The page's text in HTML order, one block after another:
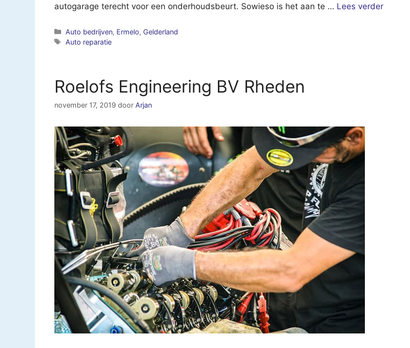
autogarage terecht voor een onderhoudsbeurt. Sowieso is het aan te … Lees verder
Categorieën
Auto bedrijven, Ermelo, Gelderland
Tags
Auto reparatie
Roelofs Engineering BV Rheden
november 17, 2019 door Arjan